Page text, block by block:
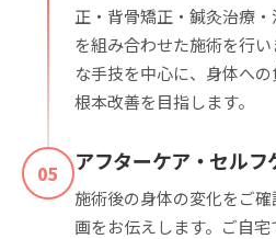
正・背骨矯正・鍼灸治療
を組み合わせた施術を行
な手技を中心に、身体へ
根本改善を目指します。
05 アフターケア・セルフ
施術後の身体の変化をご
画をお伝えします。ご自